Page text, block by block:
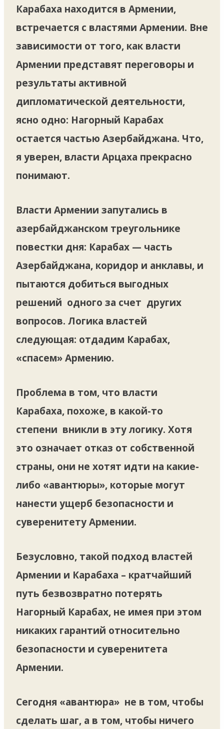
Карабаха находится в Армении,
встречается с властями Армении. Вне
зависимости от того, как власти
Армении представят переговоры и
результаты активной
дипломатической деятельности,
ясно одно: Нагорный Карабах
остается частью Азербайджана. Что,
я уверен, власти Арцаха прекрасно
понимают.
Власти Армении запутались в
азербайджанском треугольнике
повестки дня: Карабах — часть
Азербайджана, коридор и анклавы, и
пытаются добиться выгодных
решений одного за счет других
вопросов. Логика властей
следующая: отдадим Карабах,
«спасем» Армению.
Проблема в том, что власти
Карабаха, похоже, в какой-то
степени вникли в эту логику. Хотя
это означает отказ от собственной
страны, они не хотят идти на какие-
либо «авантюры», которые могут
нанести ущерб безопасности и
суверенитету Армении.
Безусловно, такой подход властей
Армении и Карабаха – кратчайший
путь безвозвратно потерять
Нагорный Карабах, не имея при этом
никаких гарантий относительно
безопасности и суверенитета
Армении.
Сегодня «авантюра» не в том, чтобы
сделать шаг, а в том, чтобы ничего